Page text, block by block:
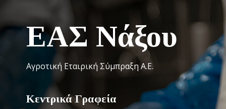
ΕΑΣ Νάξου
Αγροτική Εταιρική Σύμπραξη Α.Ε.
Κεντρικά Γραφεία